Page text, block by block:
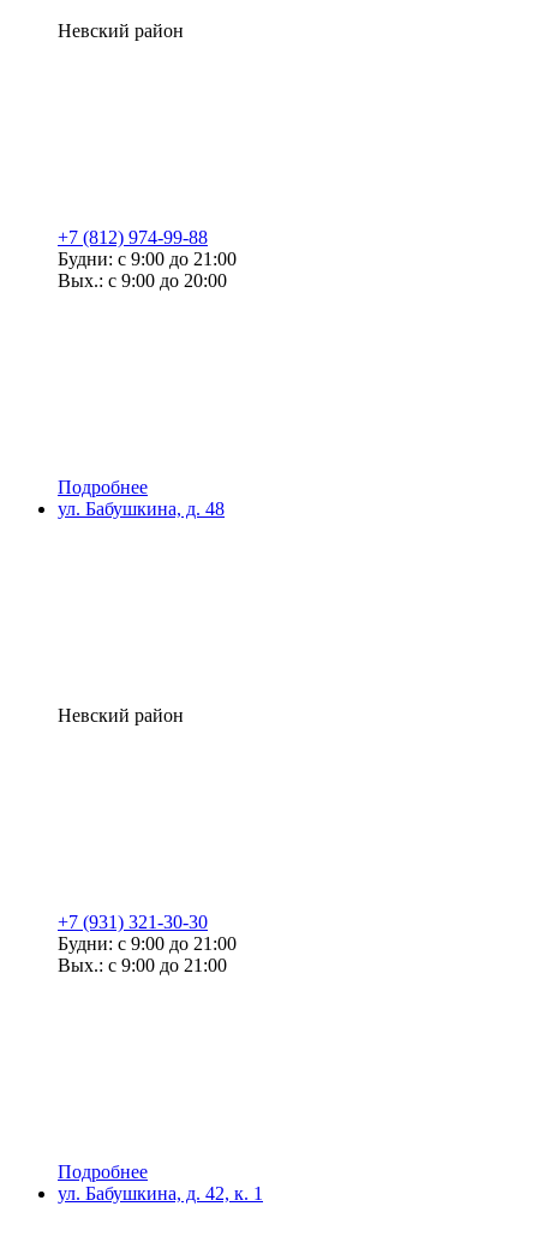
Невский район
+7 (812) 974-99-88
Будни: с 9:00 до 21:00
Вых.: с 9:00 до 20:00
Подробнее
ул. Бабушкина, д. 48
Невский район
+7 (931) 321-30-30
Будни: с 9:00 до 21:00
Вых.: с 9:00 до 21:00
Подробнее
ул. Бабушкина, д. 42, к. 1